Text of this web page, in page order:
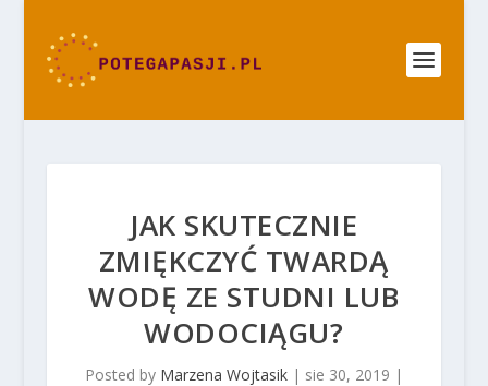
JAK SKUTECZNIE
ZMIĘKCZYĆ TWARDĄ
WODĘ ZE STUDNI LUB
WODOCIĄGU?
Posted by Marzena Wojtasik| sie 30, 2019 |